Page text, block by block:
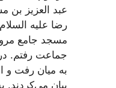
عبد العزيز
رضا علیه
مسجد جامع
جماعت‌ رفتم.
به ميان رفت و
بيان